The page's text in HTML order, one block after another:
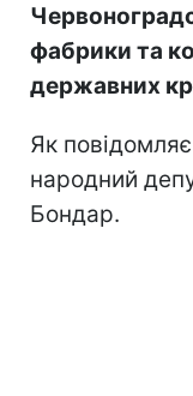
фабрики та
державних
Як повідомляє
народний
Бондар.